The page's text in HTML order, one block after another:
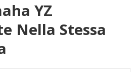
YZ
Nella Stessa